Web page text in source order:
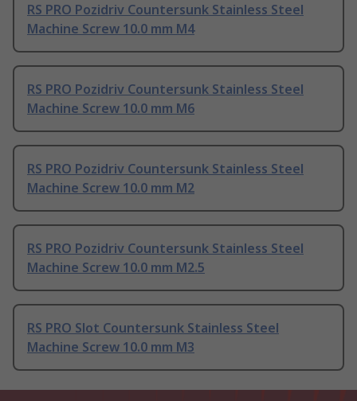
RS PRO Pozidriv Countersunk Stainless Steel
Machine Screw 10.0 mm M4
RS PRO Pozidriv Countersunk Stainless Steel
Machine Screw 10.0 mm M6
RS PRO Pozidriv Countersunk Stainless Steel
Machine Screw 10.0 mm M2
RS PRO Pozidriv Countersunk Stainless Steel
Machine Screw 10.0 mm M2.5
RS PRO Slot Countersunk Stainless Steel
Machine Screw 10.0 mm M3